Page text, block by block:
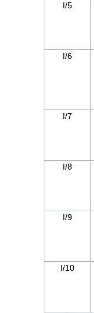
I/5
I/6
I/7
I/8
I/9
I/10